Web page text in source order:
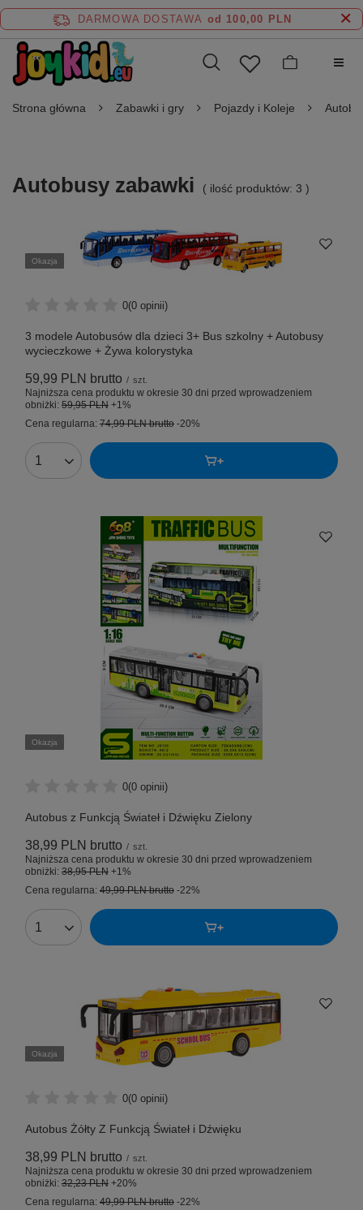
DARMOWA DOSTAWA od 100,00 PLN
Strona główna Zabawki i gry Pojazdy i Koleje
Autobusy zabawki ( ilość produktów: 3 )
Okazja
0(0 opinii)
3 modele Autobusów dla dzieci 3+ Bus szkolny + Autobusy
wycieczkowe + Żywa kolorystyka
59,99 PLN brutto / szt.
Najniższa cena produktu w okresie 30 dni przed wprowadzeniem
obniżki: 59,95 PLN +1%
Cena regularna: 74,99 PLNbrutto -20%
Okazja
0(0 opinii)
Autobus z Funkcją Świateł i Dźwięku Zielony
38,99 PLN brutto / szt.
Najniższa cena produktu w okresie 30 dni przed wprowadzeniem
obniżki: 38,95 PLN +1%
Cena regularna: 49,99 PLNbrutto -22%
Okazja
0(0 opinii)
Autobus Żółty Z Funkcją Świateł i Dźwięku
38,99 PLN brutto / szt.
Najniższa cena produktu w okresie 30 dni przed wprowadzeniem
obniżki: 32,23 PLN +20%
Cena regularna: 49,99 PLNbrutto -22%